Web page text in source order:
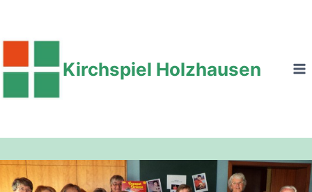
springen
Kirchspiel Holzhausen